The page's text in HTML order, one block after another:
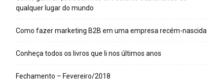
qualquer lugar do mundo
Como fazer marketing B2B em uma empresa recém-nascida
Conheça todos os livros que li nos últimos anos
Fechamento – Fevereiro/2018